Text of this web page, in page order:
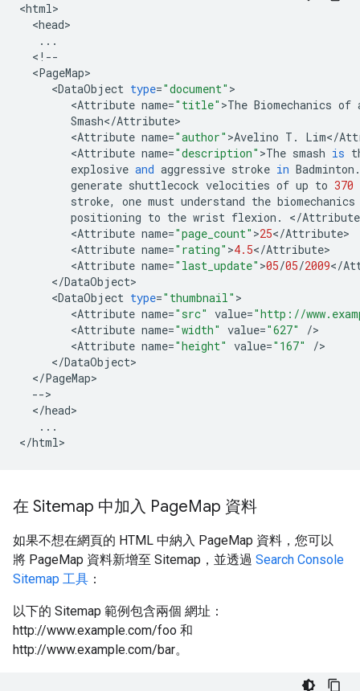
<html
<head
...
< ! --
<PageMap
<DataObject type="document"
<Attribute name="title" >The Biomechanics of
Smash</Attribute
<Attribute name="author" >Avelino T . Lim</
<Attribute name="description" >The smash is
explosive and aggressive stroke in Badminton .
generate shuttlecock velocities of up to 370
stroke, one must understand the biomechanics
positioning to the wrist flexion . </Attribute
<Attribute name="page_count" >25</Attribute
<Attribute name="rating" >4.5</Attribute
<Attribute name="last_update" >05/05/2009</
</DataObject
<DataObject type="thumbnail"
<Attribute name="src" value="http://
<Attribute name="width" value="627" /
<Attribute name="height" value="167" /
</DataObject
</PageMap
--
</head
...
</html>
在 Sitemap 中加入 PageMap 資料
如果不想在網頁的 HTML 中納入 PageMap 資料，您可以
將 PageMap 資料新增至 Sitemap，並透過 Search Console
Sitemap 工具 ：
以下的 Sitemap 範例包含兩個 網址：
http://www.example.com/foo 和
http://www.example.com/bar。